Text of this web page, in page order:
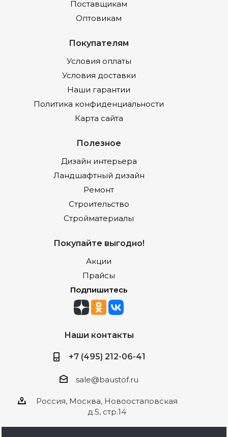
Поставщикам
Оптовикам
Покупателям
Условия оплаты
Условия доставки
Наши гарантии
Политика конфиденциальности
Карта сайта
Полезное
Дизайн интерьера
Ландшафтный дизайн
Ремонт
Строительство
Стройматериалы
Покупайте выгодно!
Акции
Прайсы
Подпишитесь
Наши контакты
+7 (495) 212-06-41
sale@baustof.ru
Россия, Москва, Новоостаповская
д.5, стр.14